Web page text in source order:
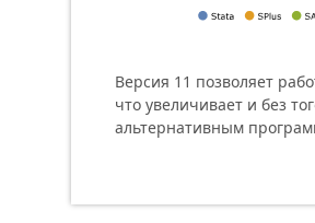
Версия 11 позволяет
что увеличивает и без
альтернативным